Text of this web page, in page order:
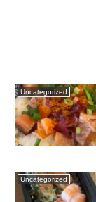
Uncategorized
Uncategorized